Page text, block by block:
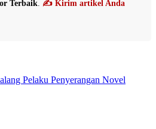
Terbaik ✍️ Kirim artikel Anda
Pelaku Penyerangan Novel